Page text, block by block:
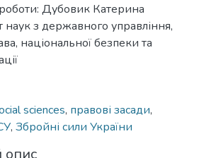
Дубовик Катерина
наук з державного управління,
національної безпеки та
sciences, правові засади,
, Збройні сили України
опис